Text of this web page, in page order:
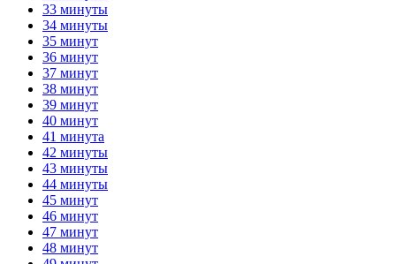
33 минуты
34 минуты
35 минут
36 минут
37 минут
38 минут
39 минут
40 минут
41 минута
42 минуты
43 минуты
44 минуты
45 минут
46 минут
47 минут
48 минут